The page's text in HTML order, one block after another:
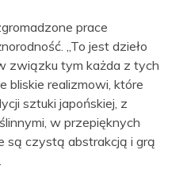
prace
„To jest dzieło
związku tym każda z tych
bliskie realizmowi, które
sztuki japońskiej, z
w przepięknych
są czystą abstrakcją i grą